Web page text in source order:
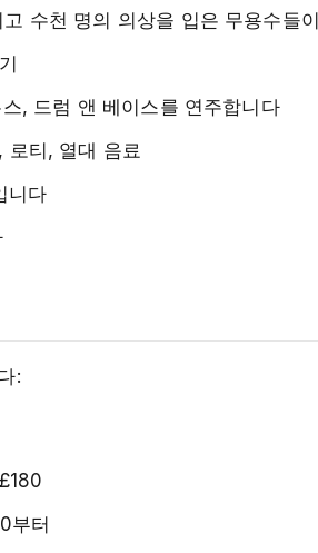
수천 명의 의상을 입은 무용수들
, 드럼 앤 베이스를 연주합니다
로티, 열대 음료
니다
:
부터